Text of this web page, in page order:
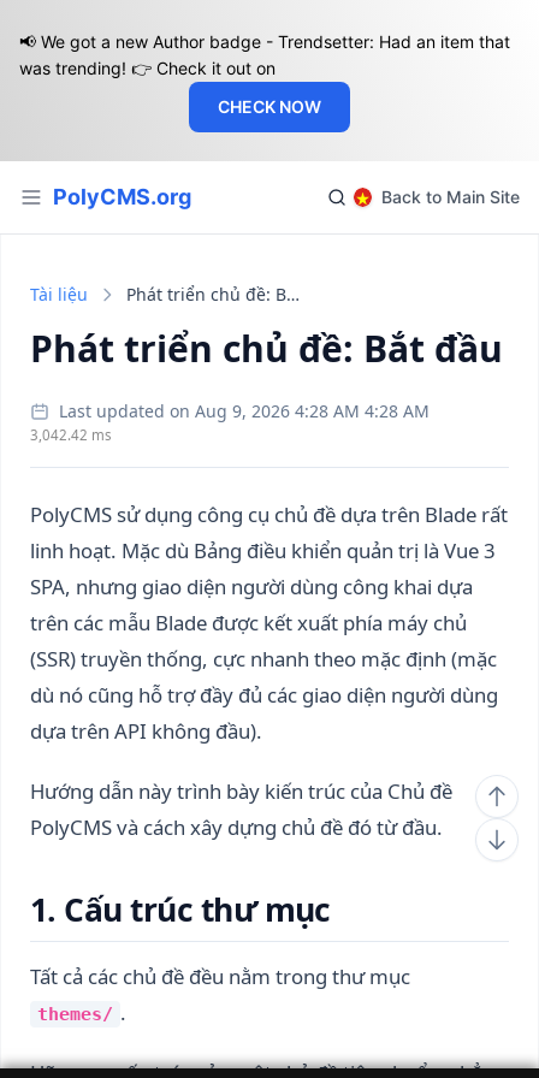
📢 We got a new Author badge - Trendsetter: Had an item that
was trending! 👉 Check it out on
CHECK NOW
PolyCMS.org Back to Main Site
Tài liệu Phát triển chủ đề: Bắt đầu
Phát triển chủ đề: Bắt đầu
Last updated on Aug 9, 2026 4:28 AM 4:28 AM
3,042.42 ms
PolyCMS sử dụng công cụ chủ đề dựa trên Blade rất
linh hoạt. Mặc dù Bảng điều khiển quản trị là Vue 3
SPA, nhưng giao diện người dùng công khai dựa
trên các mẫu Blade được kết xuất phía máy chủ
(SSR) truyền thống, cực nhanh theo mặc định (mặc
dù nó cũng hỗ trợ đầy đủ các giao diện người dùng
dựa trên API không đầu).
Hướng dẫn này trình bày kiến ​​trúc của Chủ đề
PolyCMS và cách xây dựng chủ đề đó từ đầu.
1. Cấu trúc thư mục
Tất cả các chủ đề đều nằm trong thư mục
themes/ .
Hãy xem cấu trúc của một chủ đề tiêu chuẩn, chẳng